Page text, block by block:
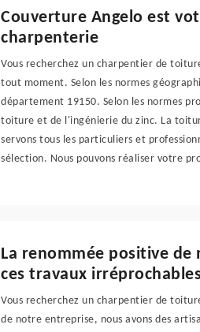
Couverture Angelo est
charpenterie
Vous recherchez un charpentier de
tout moment. Selon les normes
département 19150. Selon les normes
toiture et de l'ingénierie du zinc. La
servons tous les particuliers et
sélection. Nous pouvons réaliser votre
La renommée positive
ces travaux
Vous recherchez un charpentier de
de notre entreprise, nous avons des